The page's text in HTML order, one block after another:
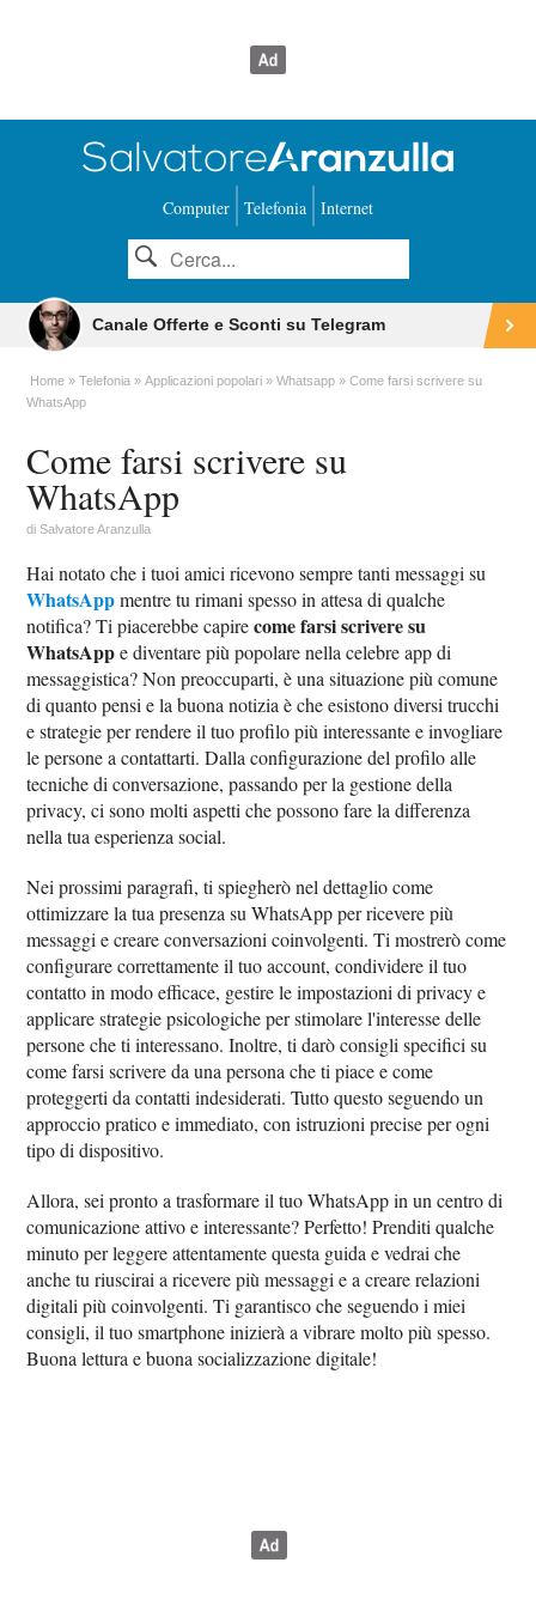
Computer Telefonia Internet
Canale Offerte e Sconti su Telegram
Home Telefonia Applicazioni popolari Whatsapp
Come farsi scrivere su
WhatsApp
Come farsi scrivere su
WhatsApp
diSalvatore Aranzulla
Hai notato che i tuoi amici ricevono sempre tanti messaggi su
WhatsAppmentre tu rimani spesso in attesa di qualche
notifica? Ti piacerebbe capirecome farsi scrivere su
WhatsAppe diventare più popolare nella celebre app di
messaggistica? Non preoccuparti, è una situazione più comune
di quanto pensi e la buona notizia è che esistono diversi trucchi
e strategie per rendere il tuo profilo più interessante e invogliare
le persone a contattarti. Dalla configurazione del profilo alle
tecniche di conversazione, passando per la gestione della
privacy, ci sono molti aspetti che possono fare la differenza
nella tua esperienza social.
Nei prossimi paragrafi, ti spiegherò nel dettaglio come
ottimizzare la tua presenza su WhatsApp per ricevere più
messaggi e creare conversazioni coinvolgenti. Ti mostrerò come
configurare correttamente il tuo account, condividere il tuo
contatto in modo efficace, gestire le impostazioni di privacy e
applicare strategie psicologiche per stimolare l'interesse delle
persone che ti interessano. Inoltre, ti darò consigli specifici su
come farsi scrivere da una persona che ti piace e come
proteggerti da contatti indesiderati. Tutto questo seguendo un
approccio pratico e immediato, con istruzioni precise per ogni
tipo di dispositivo.
Allora, sei pronto a trasformare il tuo WhatsApp in un centro di
comunicazione attivo e interessante? Perfetto! Prenditi qualche
minuto per leggere attentamente questa guida e vedrai che
anche tu riuscirai a ricevere più messaggi e a creare relazioni
digitali più coinvolgenti. Ti garantisco che seguendo i miei
consigli, il tuo smartphone inizierà a vibrare molto più spesso.
Buona lettura e buona socializzazione digitale!